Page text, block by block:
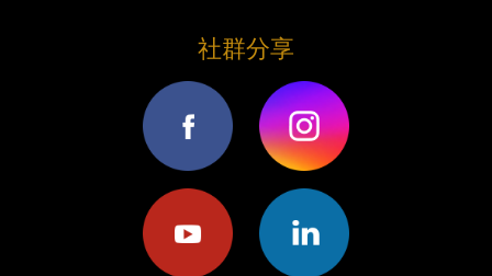
社群分享